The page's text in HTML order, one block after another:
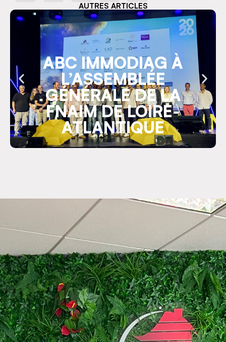
AUTRES ARTICLES
ABC IMMODIAG À
L’ASSEMBLÉE
GÉNÉRALE DE LA
FNAIM DE LOIRE-
ATLANTIQUE